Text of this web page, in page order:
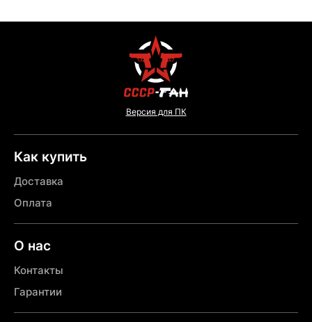
Версия для ПК
Как купить
Доставка
Оплата
О нас
Контакты
Гарантии